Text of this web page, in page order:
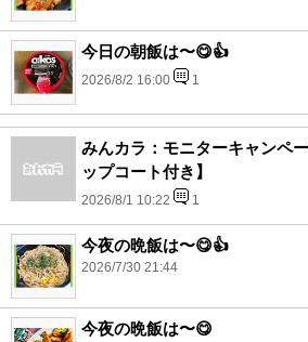
今日の朝飯は〜😋👍
2026/8/2 16:00 1
みんカラ：モニターキャンペ
ップコート付き】
2026/8/1 10:22 1
今夜の晩飯は〜😋👍
2026/7/30 21:44
今夜の晩飯は〜😋